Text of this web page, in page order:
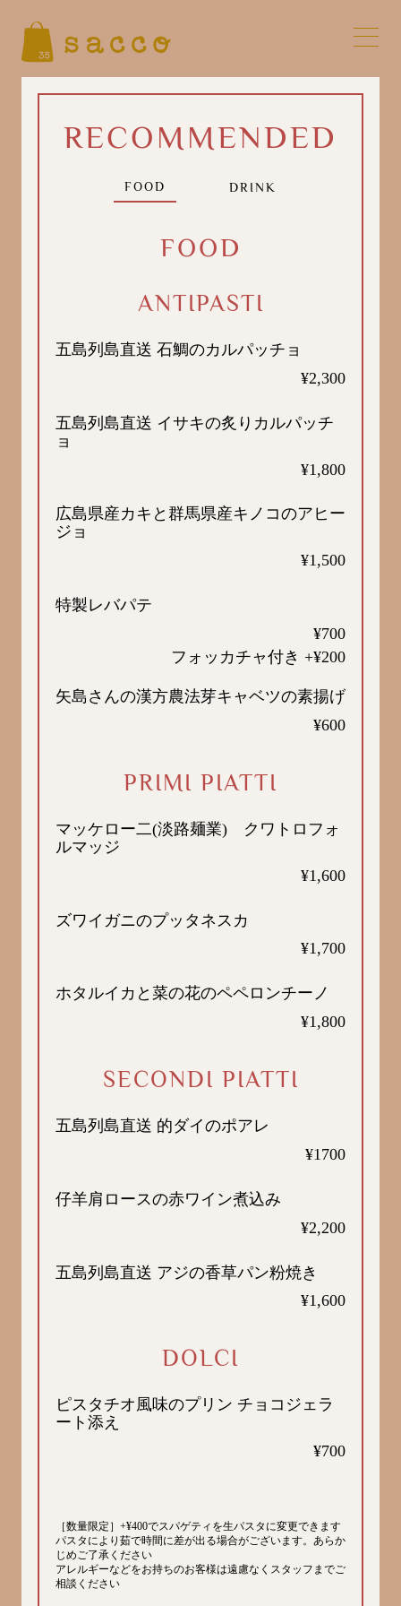
RECOMMENDED
FOOD DRINK
FOOD
ANTIPASTI
五島列島直送 石鯛のカルパッチョ
¥2,300
五島列島直送 イサキの炙りカルパッチ
ョ
¥1,800
広島県産カキと群馬県産キノコのアヒー
ジョ
¥1,500
特製レバパテ
¥700
フォッカチャ付き +¥200
矢島さんの漢方農法芽キャベツの素揚げ
¥600
PRIMI PIATTI
マッケロー二(淡路麺業) クワトロフォ
ルマッジ
¥1,600
ズワイガニのプッタネスカ
¥1,700
ホタルイカと菜の花のペペロンチーノ
¥1,800
SECONDI PIATTI
五島列島直送 的ダイのポアレ
¥1700
仔羊肩ロースの赤ワイン煮込み
¥2,200
五島列島直送 アジの香草パン粉焼き
¥1,600
DOLCI
ピスタチオ風味のプリン チョコジェラ
ート添え
¥700
［数量限定］+¥400でスパゲティを生パスタに変更できます
パスタにより茹で時間に差が出る場合がございます。あらか
じめご了承ください
アレルギーなどをお持ちのお客様は遠慮なくスタッフまでご
相談ください